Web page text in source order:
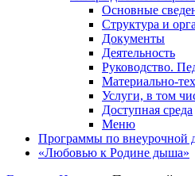
Основные
Структура и
Документы
Деятельность
Руководство.
Материально-
Услуги, в том
Доступная среда
Меню
Программы по внеурочной
«Любовью к Родине дыша»